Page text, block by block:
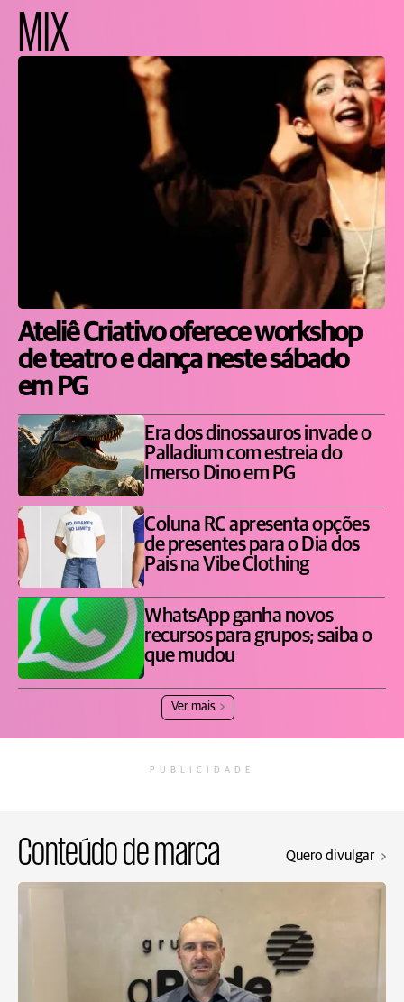
MIX
Ateliê Criativo oferece workshop
de teatro e dança neste sábado
em PG
Era dos dinossauros invade o
Palladium com estreia do
Imerso Dino em PG
Coluna RC apresenta opções
de presentes para o Dia dos
Pais na Vibe Clothing
WhatsApp ganha novos
recursos para grupos; saiba o
que mudou
Ver mais
PUBLICIDADE
Conteúdo de marca Quero divulgar